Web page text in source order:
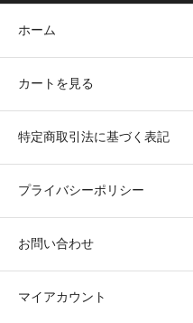
ホーム
カートを見る
特定商取引法に基づく表記
プライバシーポリシー
お問い合わせ
マイアカウント